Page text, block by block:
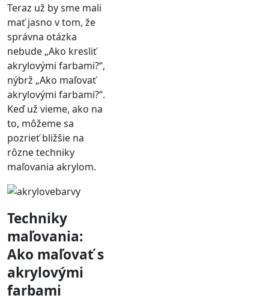
Teraz už by sme mali
mať jasno v tom, že
správna otázka
nebude „Ako kresliť
akrylovými farbami?“,
nýbrž „Ako maľovať
akrylovými farbami?“.
Keď už vieme, ako na
to, môžeme sa
pozrieť bližšie na
rôzne techniky
maľovania akrylom.
Techniky
maľovania:
Ako maľovať s
akrylovými
farbami